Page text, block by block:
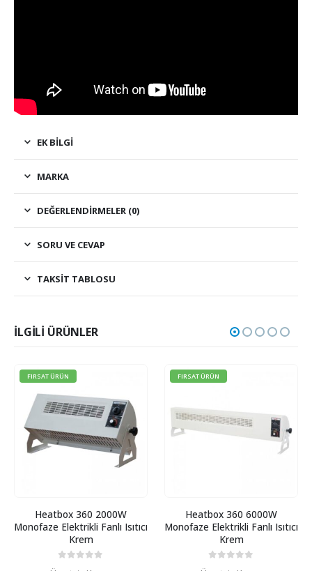
EK BILGI
MARKA
DEĞERLENDIRMELER (0)
SORU VE CEVAP
TAKSIT TABLOSU
İLGILI ÜRÜNLER
FIRSAT ÜRÜN
Heatbox 360 2000W
Monofaze Elektrikli Fanlı Isıtıcı
Krem
FIRSAT ÜRÜN
Heatbox 360 6000W
Monofaze Elektrikli Fanlı Isıtıcı
Krem